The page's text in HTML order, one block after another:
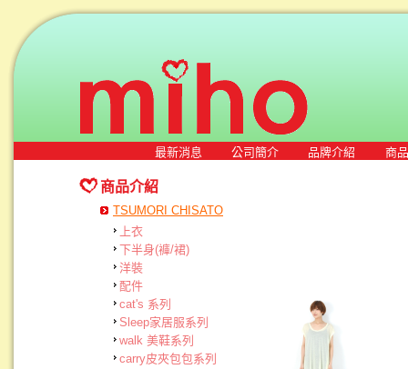
最新消息 公司簡介 品牌介紹 商
商品介紹
TSUMORI CHISATO
上衣
下半身(褲/裙)
洋裝
配件
cat's 系列
Sleep家居服系列
walk 美鞋系列
carry皮夾包包系列